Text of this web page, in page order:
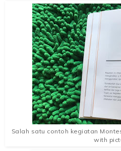
Salah satu contoh kegiatan
with